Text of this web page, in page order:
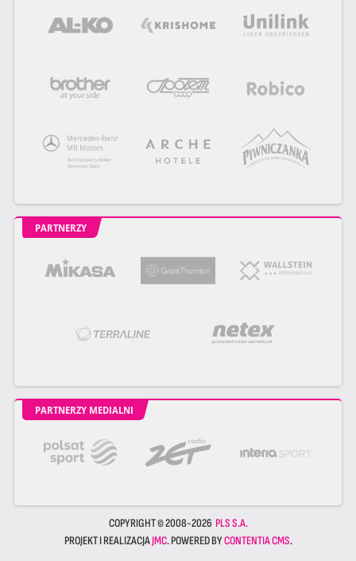
PARTNERZY
PARTNERZY MEDIALNI
COPYRIGHT © 2008-2026 PLS S.A.
PROJEKT I REALIZACJAJMC. POWERED BYCONTENTIA CMS.